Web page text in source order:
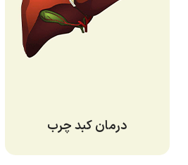
درمان کبد چرب